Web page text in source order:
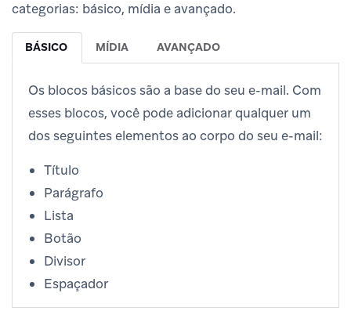
categorias: básico, mídia e avançado.
BÁSICO MÍDIA AVANÇADO
Os blocos básicos são a base do seu e-mail. Com
esses blocos, você pode adicionar qualquer um
dos seguintes elementos ao corpo do seu e-mail:
Título
Parágrafo
Lista
Botão
Divisor
Espaçador